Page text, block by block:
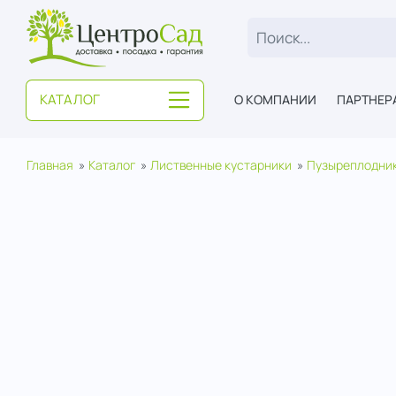
ЦентроСад
КАТАЛОГ О КОМПАНИИ
Главная Каталог Лиственные кустарники